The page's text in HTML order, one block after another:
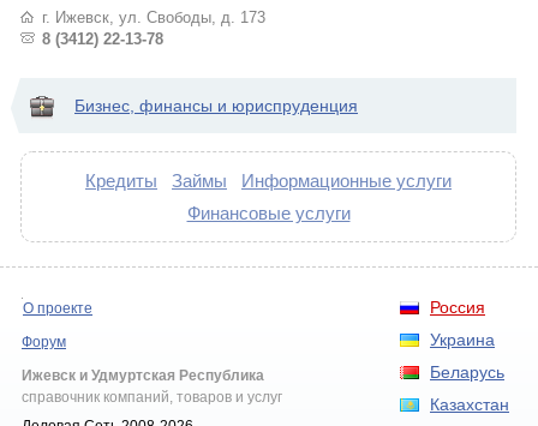
г. Ижевск, ул. Свободы, д. 173
8 (3412) 22-13-78
Бизнес, финансы и юриспруденция
Кредиты Займы
Информационные услуги
Финансовые услуги
Россия
Украина
Беларусь
Казахстан
О проекте
Форум
Ижевск и Удмуртская Республика
справочник компаний, товаров и услуг